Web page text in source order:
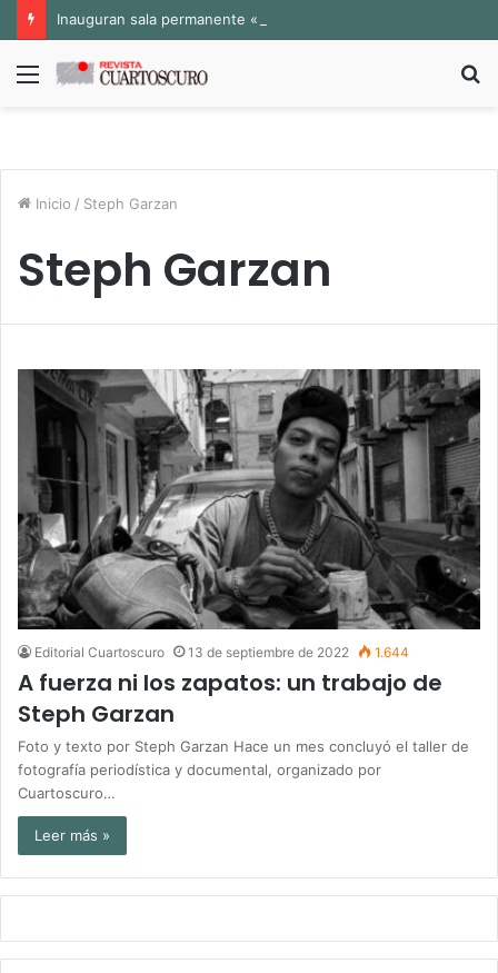
Menú
Inicio / Steph Garzan
Steph Garzan
Editorial Cuartoscuro 13 de septiembre de 2022 1.644
A fuerza ni los zapatos: un trabajo de
Steph Garzan
Foto y texto por Steph Garzan Hace un mes concluyó el taller de
fotografía periodística y documental, organizado por
Cuartoscuro…
Leer más »